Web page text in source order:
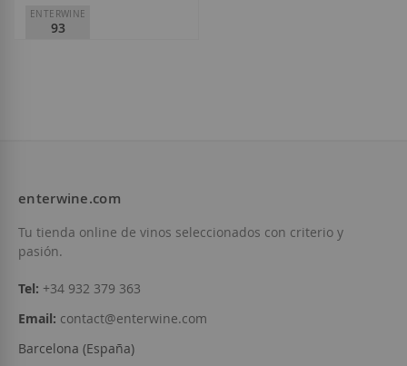
ENTERWINE
93
Añadir a la Lista de Deseos
enterwine.com
Tu tienda online de vinos seleccionados con criterio y
pasión.
Tel: +34 932 379 363
Email: contact@enterwine.com
Barcelona (España)